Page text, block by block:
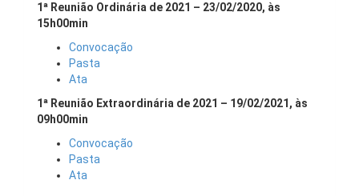
1ª Reunião Ordinária de 2021 – 23/02/2020, às
15h00min
Convocação
Pasta
Ata
1ª Reunião Extraordinária de 2021 – 19/02/2021, às
09h00min
Convocação
Pasta
Ata